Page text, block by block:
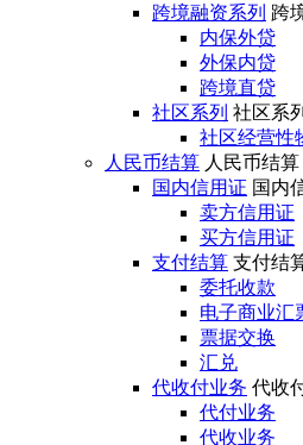
跨境融资系列 跨
内保外贷
外保内贷
跨境直贷
社区系列 社区系列
社区经营性
人民币结算 人民币结算
国内信用证 国内
卖方信用证
买方信用证
支付结算 支付结
委托收款
电子商业汇
票据交换
汇兑
代收付业务 代收
代付业务
代收业务